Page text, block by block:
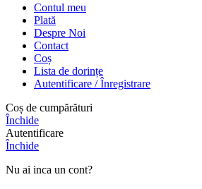
Contul meu
Plată
Despre Noi
Contact
Coș
Lista de dorințe
Autentificare / Înregistrare
Coș de cumpărături
Închide
Autentificare
Închide
Nu ai inca un cont?